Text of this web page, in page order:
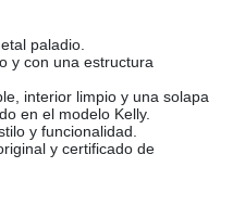
paladio.
y con una estructura
interior limpio y una solapa
en el modelo Kelly.
y funcionalidad.
y certificado de